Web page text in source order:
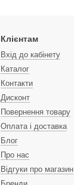
Клієнтам
Вхід до кабінету
Каталог
Контакти
Дисконт
Повернення товару
Оплата і доставка
Блог
Про нас
Відгуки про магазин